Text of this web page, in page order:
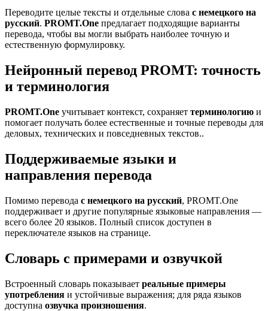
Переводите целые тексты и отдельные слова с немецкого на
русский. PROMT.One предлагает подходящие варианты
перевода, чтобы вы могли выбрать наиболее точную и
естественную формулировку.
Нейронный перевод PROMT: точность
и терминология
PROMT.One учитывает контекст, сохраняет терминологию и
помогает получать более естественные и точные переводы для
деловых, технических и повседневных текстов..
Поддерживаемые языки и
направления перевода
Помимо перевода с немецкого на русский, PROMT.One
поддерживает и другие популярные языковые направления —
всего более 20 языков. Полный список доступен в
переключателе языков на странице.
Словарь с примерами и озвучкой
Встроенный словарь показывает реальные примеры
употребления и устойчивые выражения; для ряда языков
доступна озвучка произношения.